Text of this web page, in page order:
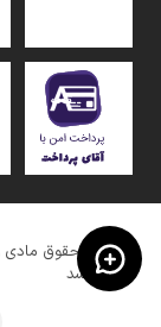
کلیه حقوق مادی
میباشد